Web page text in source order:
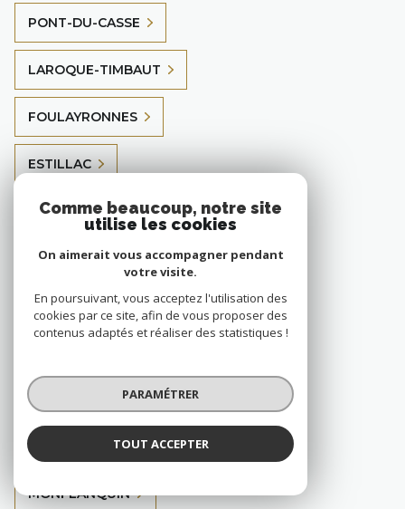
PONT-DU-CASSE
LAROQUE-TIMBAUT
FOULAYRONNES
ESTILLAC
SAINT-JEAN-DE-THURAC
SAINT-ANTOINE-DE-FICALBA
BARBASTE
LE PASSAGE
MONFLANQUIN
Comme beaucoup, notre site
utilise les cookies
On aimerait vous accompagner pendant
votre visite.
En poursuivant, vous acceptez l'utilisation des
cookies par ce site, afin de vous proposer des
contenus adaptés et réaliser des statistiques !
PARAMÉTRER
TOUT ACCEPTER